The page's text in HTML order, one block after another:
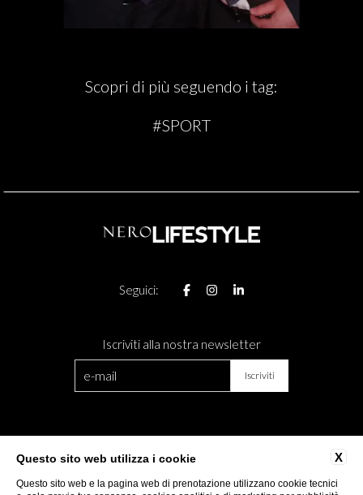
NEWS
ABOUT US
Scopri di più seguendo i tag:
#SPORT
Seguici:
Iscriviti alla nostra newsletter
CONTATTI
DIVENTA PARTNER
DATI SOCIETARI
PRIVACY
X
Questo sito web utilizza i cookie
Questo sito web e la pagina web di prenotazione utilizzano cookie tecnici